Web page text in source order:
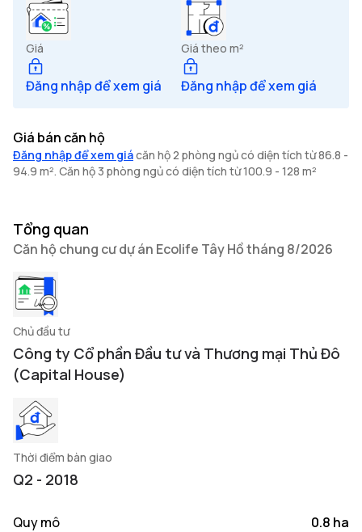
Giá
Đăng nhập để xem giá
Giá theo m²
Đăng nhập để xem giá
Giá bán căn hộ
Đăng nhập để xem giácăn hộ 2 phòng ngủ có diện tích từ 86.8 -
94.9 m². Căn hộ 3 phòng ngủ có diện tích từ 100.9 - 128 m²
Tổng quan
Căn hộ chung cư dự án Ecolife Tây Hồ tháng 8/2026
Chủ đầu tư
Công ty Cổ phần Đầu tư và Thương mại Thủ Đô
(Capital House)
Thời điểm bàn giao
Q2 - 2018
Quy mô 0.8 ha